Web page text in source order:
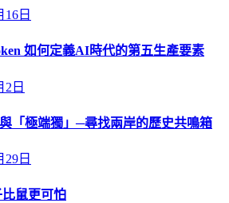
16日
如何定義AI時代的第五生產要素
2日
「極端獨」─尋找兩岸的歷史共鳴箱
29日
鼠更可怕